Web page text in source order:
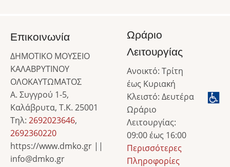
Επικοινωνία
ΔΗΜΟΤΙΚΟ ΜΟΥΣΕΙΟ
ΚΑΛΑΒΡΥΤΙΝΟΥ
ΟΛΟΚΑΥΤΩΜΑΤΟΣ
Α. Συγγρού 1-5,
Καλάβρυτα, Τ.Κ. 25001
Τηλ: 2692023646,
2692360220
https://www.dmko.gr ||
info@dmko.gr
Ωράριο
Λειτουργίας
Ανοικτό: Τρίτη
έως Κυριακή
Κλειστό: Δευτέρα
Ωράριο
Λειτουργίας:
09:00 έως 16:00
Περισσότερες
Πληροφορίες